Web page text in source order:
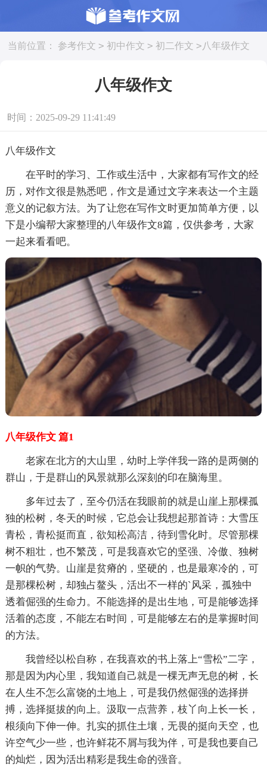
当前位置： 参考作文 > 初中作文 > 初二作文 > 八年级作文
八年级作文
时间：2025-09-29 11:41:49
八年级作文
在平时的学习、工作或生活中，大家都有写作文的经
历，对作文很是熟悉吧，作文是通过文字来表达一个主题
意义的记叙方法。为了让您在写作文时更加简单方便，以
下是小编帮大家整理的八年级作文8篇，仅供参考，大家
一起来看看吧。
八年级作文 篇1
老家在北方的大山里，幼时上学伴我一路的是两侧的
群山，于是群山的风景就那么深刻的印在脑海里。
多年过去了，至今仍活在我眼前的就是山崖上那棵孤
独的松树，冬天的时候，它总会让我想起那首诗：大雪压
青松，青松挺而直，欲知松高洁，待到雪化时。尽管那棵
树不粗壮，也不繁茂，可是我喜欢它的坚强、冷傲、独树
一帜的气势。山崖是贫瘠的，坚硬的，也是最寒冷的，可
是那棵松树，却独占鳌头，活出不一样的`风采，孤独中
透着倔强的生命力。不能选择的是出生地，可是能够选择
活着的态度，不能左右时间，可是能够左右的是掌握时间
的方法。
我曾经以松自称，在我喜欢的书上落上“雪松”二字，
那是因为内心里，我知道自己就是一棵无声无息的树，长
在人生不怎么富饶的土地上，可是我仍然倔强的选择拼
搏，选择挺拔的向上。汲取一点营养，枝丫向上长一长，
根须向下伸一伸。扎实的抓住土壤，无畏的挺向天空，也
许空气少一些，也许鲜花不屑与我为伴，可是我也要自己
的灿烂，因为活出精彩是我生命的强音。